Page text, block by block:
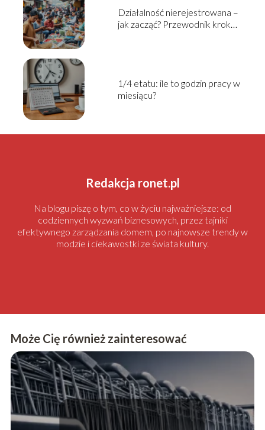
Działalność nierejestrowana –
jak zacząć? Przewodnik krok
1/4 etatu: ile to godzin pracy w
miesiącu?
Redakcja ronet.pl
Na blogu piszę o tym, co w życiu najważniejsze: od
codziennych wyzwań biznesowych, przez tajniki
efektywnego zarządzania domem, po najnowsze trendy w
modzie i ciekawostki ze świata kultury.
Może Cię również zainteresować